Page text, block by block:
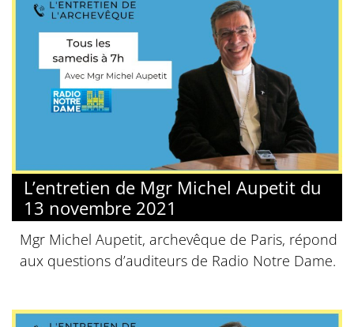
L’entretien de Mgr Michel Aupetit du
13 novembre 2021
Mgr Michel Aupetit, archevêque de Paris, répond
aux questions d’auditeurs de Radio Notre Dame.